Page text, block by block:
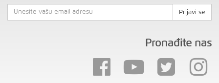
Prijavi se
Pronađite nas